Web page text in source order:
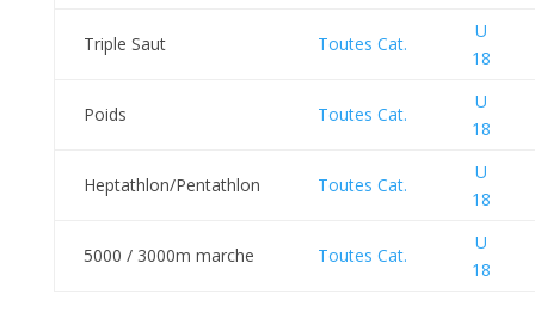
Triple Saut Toutes Cat.
U
18
Poids Toutes Cat.
U
18
Heptathlon/Pentathlon Toutes Cat.
U
18
5000 / 3000m marche Toutes Cat.
U
18